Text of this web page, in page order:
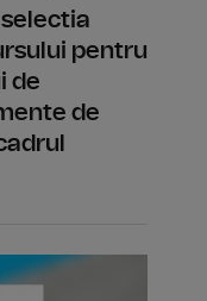
pentru
de
de